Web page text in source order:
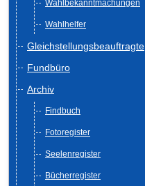
Wahlbekanntmachungen
Wahlhelfer
Gleichstellungsbeauftragte
Fundbüro
Archiv
Findbuch
Fotoregister
Seelenregister
Bücherregister